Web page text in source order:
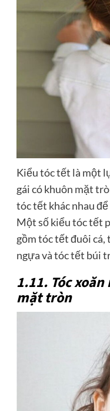
Kiểu tóc tết là một
gái có khuôn mặt
tóc tết khác nhau
Một số kiểu tóc tết
gồm tóc tết đuôi
ngựa và tóc tết búi
1.11. Tóc
mặt tròn